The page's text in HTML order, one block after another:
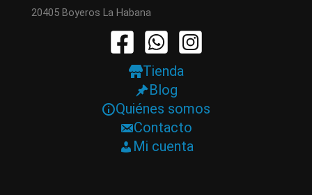
20405 Boyeros La Habana
Tienda
Blog
Quiénes somos
Contacto
Mi cuenta